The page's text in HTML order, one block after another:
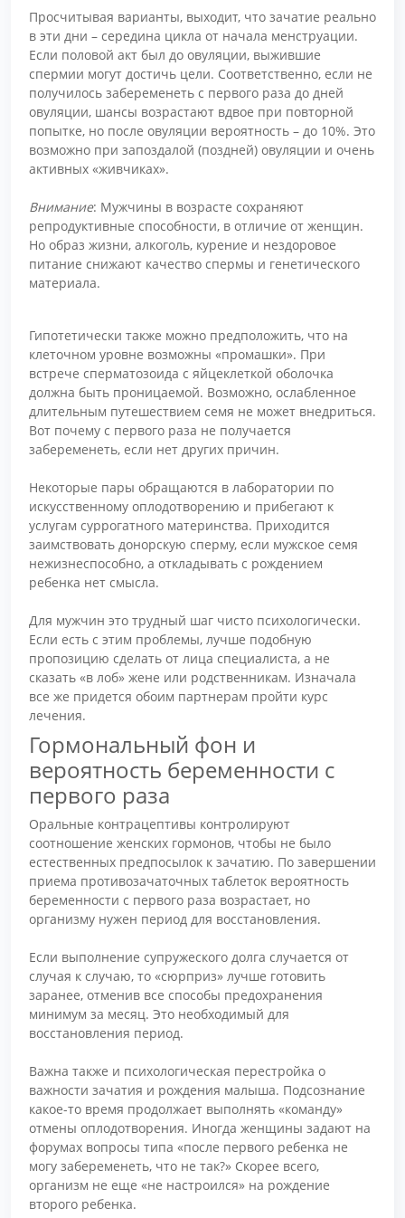
Просчитывая варианты, выходит, что зачатие реально
в эти дни – середина цикла от начала менструации.
Если половой акт был до овуляции, выжившие
спермии могут достичь цели. Соответственно, если не
получилось забеременеть с первого раза до дней
овуляции, шансы возрастают вдвое при повторной
попытке, но после овуляции вероятность – до 10%. Это
возможно при запоздалой (поздней) овуляции и очень
активных «живчиках».
Внимание: Мужчины в возрасте сохраняют
репродуктивные способности, в отличие от женщин.
Но образ жизни, алкоголь, курение и нездоровое
питание снижают качество спермы и генетического
материала.
Гипотетически также можно предположить, что на
клеточном уровне возможны «промашки». При
встрече сперматозоида с яйцеклеткой оболочка
должна быть проницаемой. Возможно, ослабленное
длительным путешествием семя не может внедриться.
Вот почему с первого раза не получается
забеременеть, если нет других причин.
Некоторые пары обращаются в лаборатории по
искусственному оплодотворению и прибегают к
услугам суррогатного материнства. Приходится
заимствовать донорскую сперму, если мужское семя
нежизнеспособно, а откладывать с рождением
ребенка нет смысла.
Для мужчин это трудный шаг чисто психологически.
Если есть с этим проблемы, лучше подобную
пропозицию сделать от лица специалиста, а не
сказать «в лоб» жене или родственникам. Изначала
все же придется обоим партнерам пройти курс
лечения.
Гормональный фон и
вероятность беременности с
первого раза
Оральные контрацептивы контролируют
соотношение женских гормонов, чтобы не было
естественных предпосылок к зачатию. По завершении
приема противозачаточных таблеток вероятность
беременности с первого раза возрастает, но
организму нужен период для восстановления.
Если выполнение супружеского долга случается от
случая к случаю, то «сюрприз» лучше готовить
заранее, отменив все способы предохранения
минимум за месяц. Это необходимый для
восстановления период.
Важна также и психологическая перестройка о
важности зачатия и рождения малыша. Подсознание
какое-то время продолжает выполнять «команду»
отмены оплодотворения. Иногда женщины задают на
форумах вопросы типа «после первого ребенка не
могу забеременеть, что не так?» Скорее всего,
организм не еще «не настроился» на рождение
второго ребенка.